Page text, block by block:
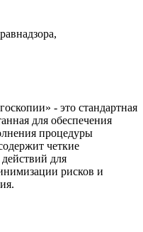
- это стандартная
для обеспечения
процедуры
четкие
для
рисков и